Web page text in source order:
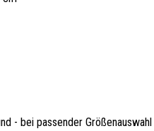
- bei passender Größenauswahl